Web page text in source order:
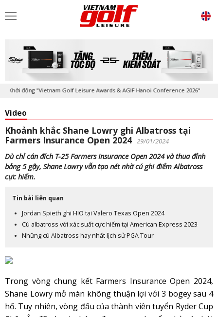
Khởi động "Vietnam Golf Leisure Awards & AGIF Hanoi Conference 2026"
Video
Khoảnh khắc Shane Lowry ghi Albatross tại
Farmers Insurance Open 2024 29/01/2024
Dù chỉ cán đích T-25 Farmers Insurance Open 2024 và thua đỉnh
bảng 5 gậy, Shane Lowry vẫn tạo nét nhờ cú ghi điểm Albatross
cực hiếm.
Tin bài liên quan
Jordan Spieth ghi HIO tại Valero Texas Open 2024
Cú albatross với xác suất cực hiếm tại American Express 2023
Những cú Albatross hay nhất lịch sử PGA Tour
Trong vòng chung kết Farmers Insurance Open 2024,
Shane Lowry mở màn không thuận lợi với 3 bogey sau 4
hố. Tuy nhiên, vòng đấu của thành viên tuyển Ryder Cup